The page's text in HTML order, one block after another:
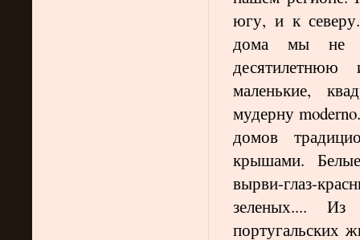
югу, и к
дома мы не
десятилетнюю
маленькие,
мудерну moderno
домов
крышами.
вырви-глаз-
зеленых.... Из